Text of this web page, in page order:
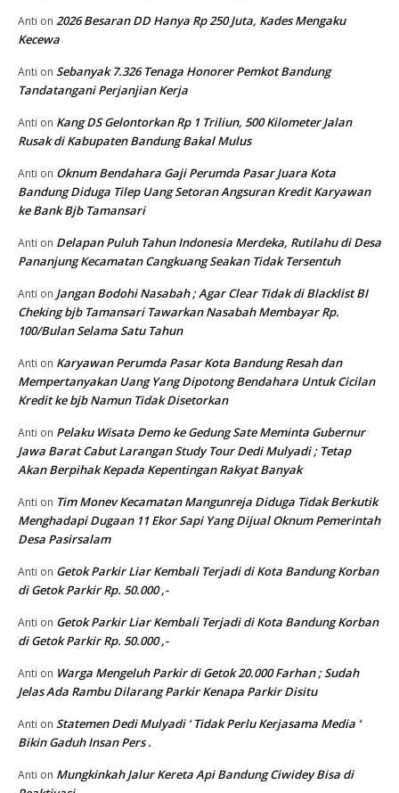
Anti on 2026 Besaran DD Hanya Rp 250 Juta, Kades Mengaku
Kecewa
Anti on Sebanyak 7.326 Tenaga Honorer Pemkot Bandung
Tandatangani Perjanjian Kerja
Anti on Kang DS Gelontorkan Rp 1 Triliun, 500 Kilometer Jalan
Rusak di Kabupaten Bandung Bakal Mulus
Anti on Oknum Bendahara Gaji Perumda Pasar Juara Kota
Bandung Diduga Tilep Uang Setoran Angsuran Kredit Karyawan
ke Bank Bjb Tamansari
Anti on Delapan Puluh Tahun Indonesia Merdeka, Rutilahu di Desa
Pananjung Kecamatan Cangkuang Seakan Tidak Tersentuh
Anti on Jangan Bodohi Nasabah ; Agar Clear Tidak di Blacklist BI
Cheking bjb Tamansari Tawarkan Nasabah Membayar Rp.
100/Bulan Selama Satu Tahun
Anti on Karyawan Perumda Pasar Kota Bandung Resah dan
Mempertanyakan Uang Yang Dipotong Bendahara Untuk Cicilan
Kredit ke bjb Namun Tidak Disetorkan
Anti on Pelaku Wisata Demo ke Gedung Sate Meminta Gubernur
Jawa Barat Cabut Larangan Study Tour Dedi Mulyadi ; Tetap
Akan Berpihak Kepada Kepentingan Rakyat Banyak
Anti on Tim Monev Kecamatan Mangunreja Diduga Tidak Berkutik
Menghadapi Dugaan 11 Ekor Sapi Yang Dijual Oknum Pemerintah
Desa Pasirsalam
Anti on Getok Parkir Liar Kembali Terjadi di Kota Bandung Korban
di Getok Parkir Rp. 50.000 ,-
Anti on Getok Parkir Liar Kembali Terjadi di Kota Bandung Korban
di Getok Parkir Rp. 50.000 ,-
Anti on Warga Mengeluh Parkir di Getok 20.000 Farhan ; Sudah
Jelas Ada Rambu Dilarang Parkir Kenapa Parkir Disitu
Anti on Statemen Dedi Mulyadi ‘ Tidak Perlu Kerjasama Media ‘
Bikin Gaduh Insan Pers .
Anti on Mungkinkah Jalur Kereta Api Bandung Ciwidey Bisa di